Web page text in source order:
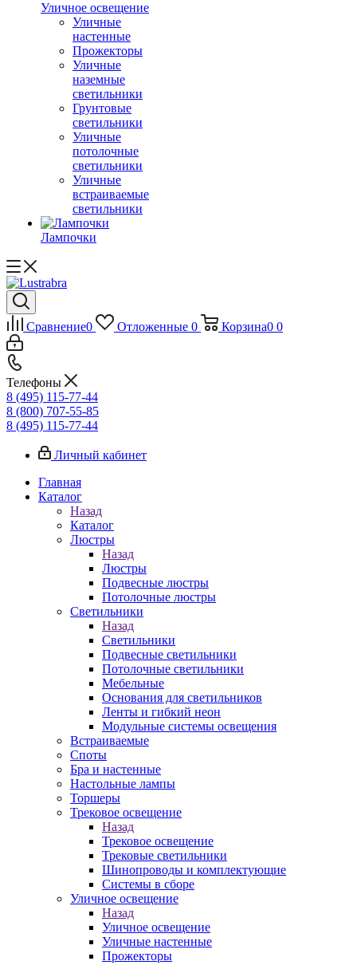
Уличное освещение
Уличные
настенные
Прожекторы
Уличные
наземные
светильники
Грунтовые
светильники
Уличные
потолочные
светильники
Уличные
встраиваемые
светильники
Лампочки
Сравнение0 Отложенные 0 Корзина0 0
Телефоны
8 (495) 115-77-44
8 (800) 707-55-85
8 (495) 115-77-44
Личный кабинет
Главная
Каталог
Назад
Каталог
Люстры
Назад
Люстры
Подвесные люстры
Потолочные люстры
Светильники
Назад
Светильники
Подвесные светильники
Потолочные светильники
Мебельные
Основания для светильников
Ленты и гибкий неон
Модульные системы освещения
Встраиваемые
Споты
Бра и настенные
Настольные лампы
Торшеры
Трековое освещение
Назад
Трековое освещение
Трековые светильники
Шинопроводы и комплектующие
Системы в сборе
Уличное освещение
Назад
Уличное освещение
Уличные настенные
Прожекторы